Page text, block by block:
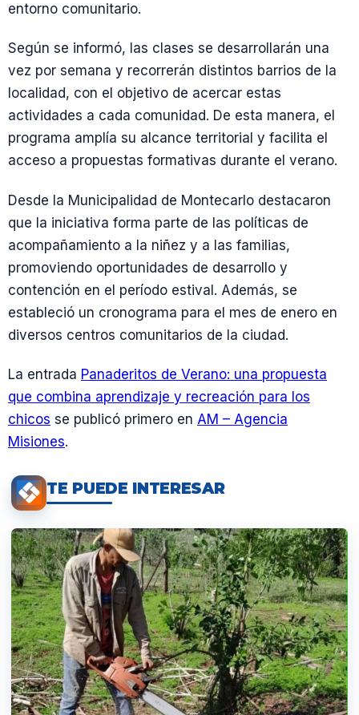
entorno comunitario.
Según se informó, las clases se desarrollarán una
vez por semana y recorrerán distintos barrios de la
localidad, con el objetivo de acercar estas
actividades a cada comunidad. De esta manera, el
programa amplía su alcance territorial y facilita el
acceso a propuestas formativas durante el verano.
Desde la Municipalidad de Montecarlo destacaron
que la iniciativa forma parte de las políticas de
acompañamiento a la niñez y a las familias,
promoviendo oportunidades de desarrollo y
contención en el período estival. Además, se
estableció un cronograma para el mes de enero en
diversos centros comunitarios de la ciudad.
La entrada Panaderitos de Verano: una propuesta
que combina aprendizaje y recreación para los
chicos se publicó primero en AM – Agencia
Misiones.
TE PUEDE INTERESAR